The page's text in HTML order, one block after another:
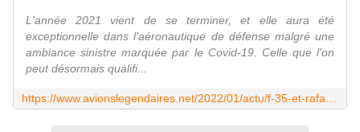
L'année 2021 vient de se terminer, et elle aura été
exceptionnelle dans l'aéronautique de défense malgré une
ambiance sinistre marquée par le Covid-19. Celle que l'on
peut désormais qualifi...